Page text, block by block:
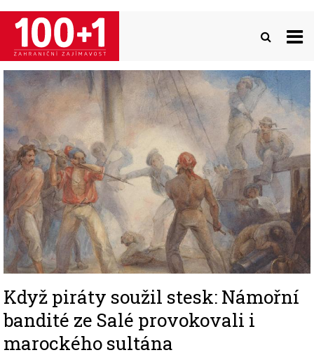
Přejít
hlavnímu
obsahu
Image
Když piráty soužil stesk: Námořní
bandité ze Salé provokovali i
marockého sultána